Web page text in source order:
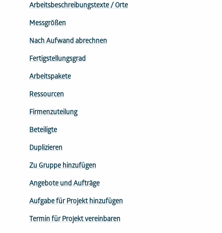
Arbeitsbeschreibungs​texte / Orte
Messgrößen
Nach Aufwand abrechnen
Fertigstellungsgrad
Arbeitspakete
Ressourcen
Firmenzuteilung
Beteiligte
Duplizieren
Zu Gruppe hinzufügen
Angebote und Aufträge
Aufgabe für Projekt hinzufügen
Termin für Projekt vereinbaren